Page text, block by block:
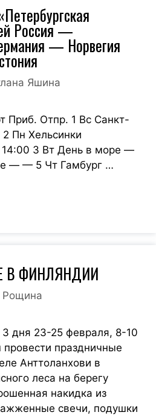
Россия —
— Норвегия
Яшина
Приб. Отпр. 1 Вс Санкт-
Пн Хельсинки
3 Вт День в море —
— — 5 Чт Гамбург …
В ФИНЛЯНДИИ
Рощина
дня 23-25 февраля, 8-10
праздничные
Анттоланхови в
леса на берегу
накидка из
свечи, подушки